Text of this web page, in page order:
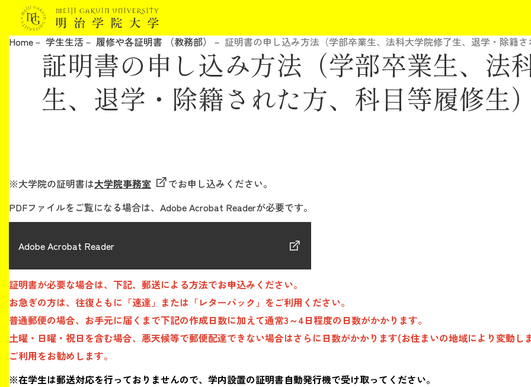
明治学院大学について
生涯学習・社会連携
Home 学生生活 履修や各証明書 （教務部） 証明書の申し込み方法（学部卒業生、法科大学院修了生、退学・除籍さ
証明書の申し込み方法（学部卒業生、法
生、退学・除籍された方、科目等履修生）
※大学院の証明書は大学院事務室
でお申し込みください。
PDFファイルをご覧になる場合は、Adobe Acrobat Readerが必要です。
Adobe Acrobat Reader
証明書が必要な場合は、下記、郵送による方法でお申込みください。
お急ぎの方は、往復ともに「速達」または「レターパック」をご利用ください。
普通郵便の場合、お手元に届くまで下記の作成日数に加えて通常3～4日程度の日数がかかります。
土曜・日曜・祝日を含む場合、悪天候等で郵便配達できない場合はさらに日数がかかります(お住まいの地域により変動し
ご利用をお勧めします。
※在学生は郵送対応を行っておりませんので、学内設置の証明書自動発行機で受け取ってください。